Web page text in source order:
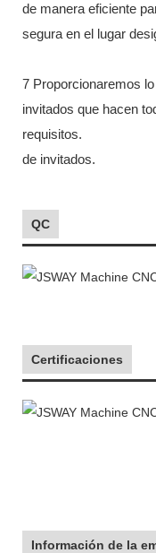
de manera eficiente
segura en el lugar
7 Proporcionaremos
invitados que hacen
requisitos.
de invitados.
QC
Certificaciones
Información de la